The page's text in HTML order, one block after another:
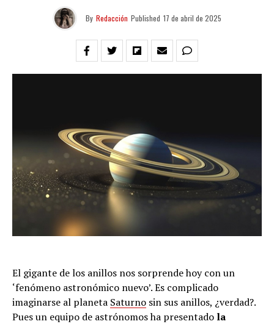
By Redacción Published 17 de abril de 2025
El gigante de los anillos nos sorprende hoy con un
‘fenómeno astronómico nuevo’. Es complicado
imaginarse al planeta Saturno sin sus anillos, ¿verdad?.
Pues un equipo de astrónomos ha presentado la